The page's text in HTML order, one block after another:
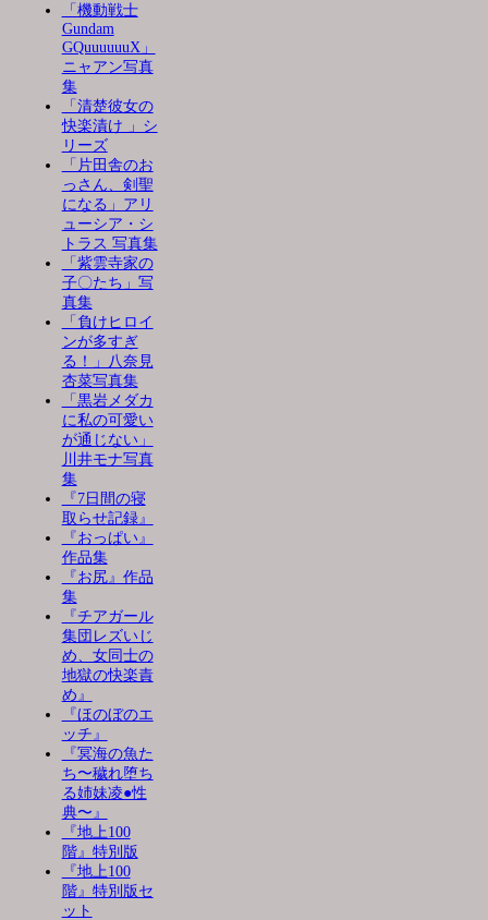
「機動戦士
Gundam
GQuuuuuuX」
ニャアン写真
集
「清楚彼女の
快楽漬け 」シ
リーズ
「片田舎のお
っさん、剣聖
になる」アリ
ューシア・シ
トラス 写真集
「紫雲寺家の
子〇たち」写
真集
「負けヒロイ
ンが多すぎ
る！」八奈見
杏菜写真集
「黒岩メダカ
に私の可愛い
が通じない」
川井モナ写真
集
『7日間の寝
取らせ記録』
『おっぱい』
作品集
『お尻』作品
集
『チアガール
集団レズいじ
め、女同士の
地獄の快楽責
め』
『ほのぼのエ
ッチ』
『冥海の魚た
ち〜穢れ堕ち
る姉妹凌●性
典〜』
『地上100
階』特別版
『地上100
階』特別版セ
ット